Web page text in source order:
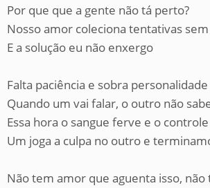
Por que que a gente não tá perto?
Nosso amor coleciona tentativas
E a solução eu não enxergo
Falta paciência e sobra personalidade
Quando um vai falar, o outro não
Essa hora o sangue ferve e o
Um joga a culpa no outro e
Não tem amor que aguenta isso, não